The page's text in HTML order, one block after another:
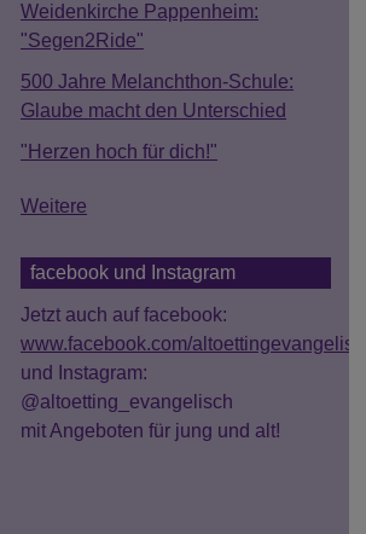
Weidenkirche Pappenheim:
"Segen2Ride"
500 Jahre Melanchthon-Schule:
Glaube macht den Unterschied
"Herzen hoch für dich!"
Weitere
facebook und Instagram
Jetzt auch auf facebook:
www.facebook.com/altoettingevangelisch
und Instagram:
@altoetting_evangelisch
mit Angeboten für jung und alt!